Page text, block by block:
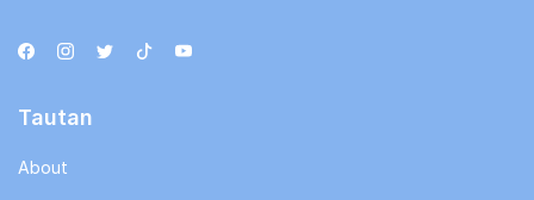
Tautan
About